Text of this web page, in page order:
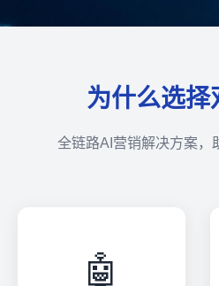
为什么选择
全链路AI营销解决方案，
🤖